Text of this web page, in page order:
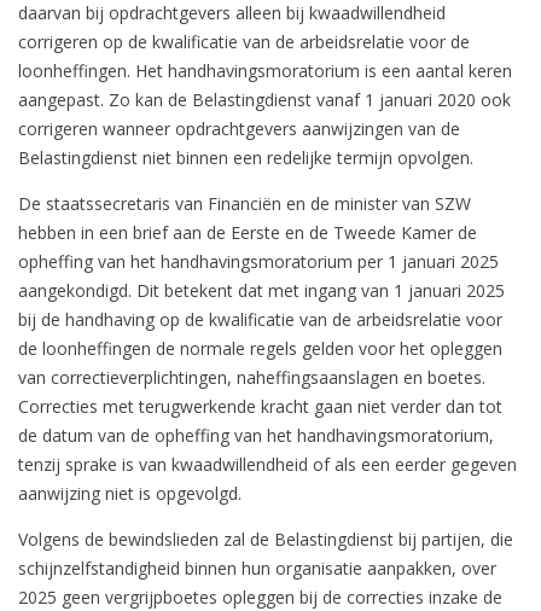
daarvan bij opdrachtgevers alleen bij kwaadwillendheid
corrigeren op de kwalificatie van de arbeidsrelatie voor de
loonheffingen. Het handhavingsmoratorium is een aantal keren
aangepast. Zo kan de Belastingdienst vanaf 1 januari 2020 ook
corrigeren wanneer opdrachtgevers aanwijzingen van de
Belastingdienst niet binnen een redelijke termijn opvolgen.
De staatssecretaris van Financiën en de minister van SZW
hebben in een brief aan de Eerste en de Tweede Kamer de
opheffing van het handhavingsmoratorium per 1 januari 2025
aangekondigd. Dit betekent dat met ingang van 1 januari 2025
bij de handhaving op de kwalificatie van de arbeidsrelatie voor
de loonheffingen de normale regels gelden voor het opleggen
van correctieverplichtingen, naheffingsaanslagen en boetes.
Correcties met terugwerkende kracht gaan niet verder dan tot
de datum van de opheffing van het handhavingsmoratorium,
tenzij sprake is van kwaadwillendheid of als een eerder gegeven
aanwijzing niet is opgevolgd.
Volgens de bewindslieden zal de Belastingdienst bij partijen, die
schijnzelfstandigheid binnen hun organisatie aanpakken, over
2025 geen vergrijpboetes opleggen bij de correcties inzake de